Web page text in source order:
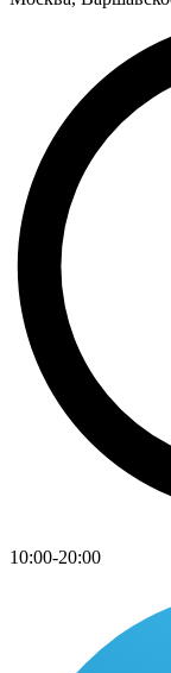
10:00-20:00